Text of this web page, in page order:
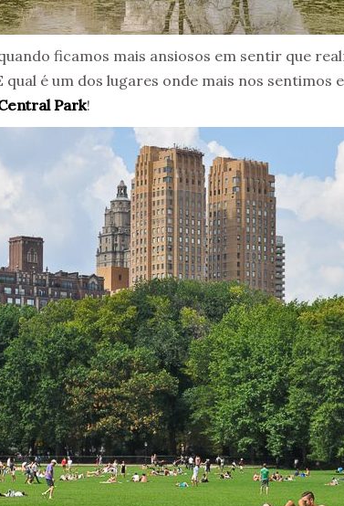
ficamos mais ansiosos em sentir que
é um dos lugares onde mais nos sentimos
Park!